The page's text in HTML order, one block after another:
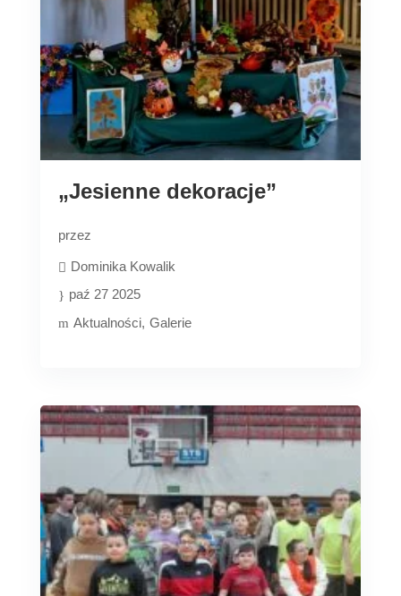
„Jesienne dekoracje”
przez
Dominika Kowalik
paź 27 2025
Aktualności Galerie